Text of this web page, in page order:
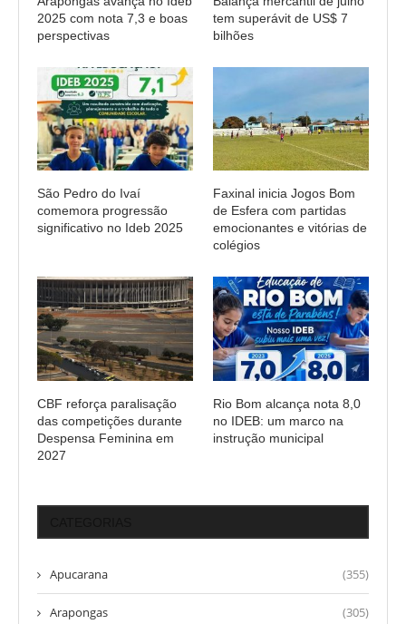
2025 com nota 7,3 e boas
perspectivas
tem superávit de US$ 7
bilhões
São Pedro do Ivaí
comemora progressão
significativo no Ideb 2025
Faxinal inicia Jogos Bom
de Esfera com partidas
emocionantes e vitórias de
colégios
CBF reforça paralisação
das competições durante
Despensa Feminina em
2027
Rio Bom alcança nota 8,0
no IDEB: um marco na
instrução municipal
Apucarana (355)
Arapongas (305)